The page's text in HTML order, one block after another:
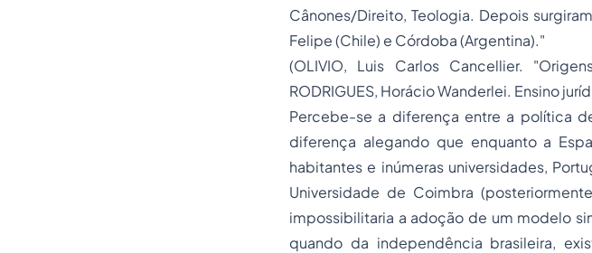
Cânones/Direito, Teologia. Depois
Felipe (Chile) e Córdoba (Argentina)."
(OLIVIO, Luis Carlos Cancellier.
RODRIGUES, Horácio Wanderlei. Ensino
Percebe-se a diferença entre a política
diferença alegando que enquanto a
habitantes e inúmeras universidades,
Universidade de Coimbra
impossibilitaria a adoção de um modelo
quando da independência brasileira,